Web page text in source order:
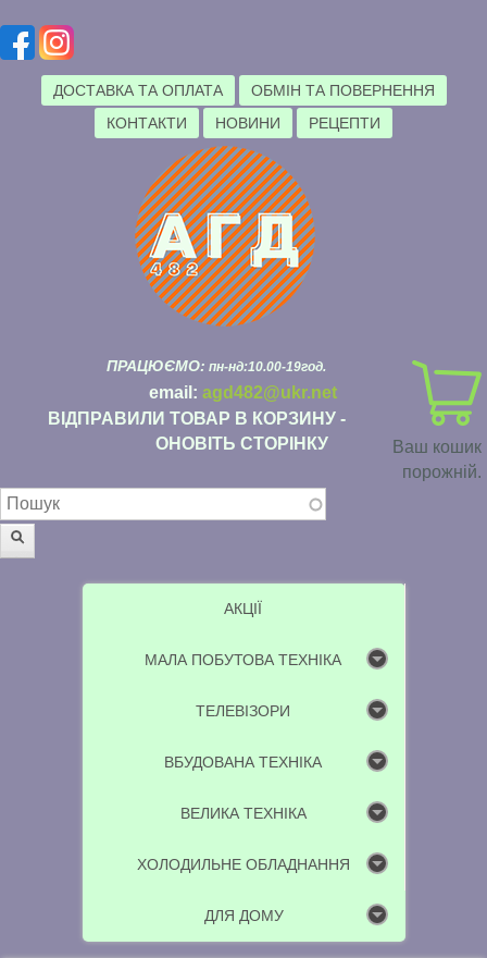
ДОСТАВКА ТА ОПЛАТА
ОБМІН ТА ПОВЕРНЕННЯ
КОНТАКТИ
НОВИНИ РЕЦЕПТИ
Ваш кошик
порожній.
ПРАЦЮЄМО: пн-нд:10.00-19год.
email: agd482@ukr.net
ВІДПРАВИЛИ ТОВАР В КОРЗИНУ -
ОНОВІТЬ СТОРІНКУ
Пошукова форма
АКЦІЇ
МАЛА ПОБУТОВА ТЕХНІКА
ТЕЛЕВІЗОРИ
ВБУДОВАНА ТЕХНІКА
ВЕЛИКА ТЕХНІКА
ХОЛОДИЛЬНЕ ОБЛАДНАННЯ
ДЛЯ ДОМУ